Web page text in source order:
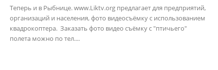
Теперь и в Рыбнице. www.Liktv.org предлагает для предприятий,
организаций и населения, фото видеосъёмку с использованием
квадрокоптера. Заказать фото видео съёмку с "птичьего"
полета можно по тел....